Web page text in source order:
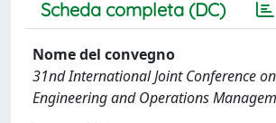
Scheda completa (DC)
Nome del convegno
31nd International Joint Conference
Engineering and Operations